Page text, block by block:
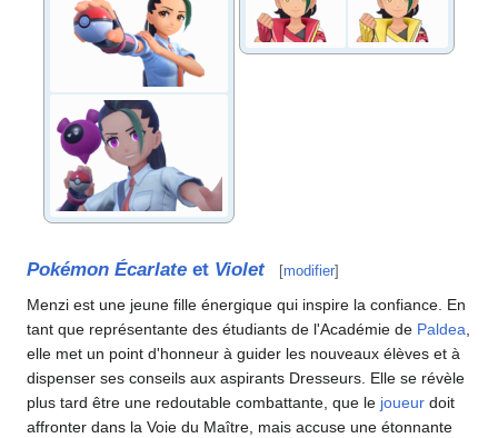
Pokémon Écarlate et Violet [modifier]
Menzi est une jeune fille énergique qui inspire la confiance. En
tant que représentante des étudiants de l'Académie de Paldea,
elle met un point d'honneur à guider les nouveaux élèves et à
dispenser ses conseils aux aspirants Dresseurs. Elle se révèle
plus tard être une redoutable combattante, que le joueur doit
affronter dans la Voie du Maître, mais accuse une étonnante